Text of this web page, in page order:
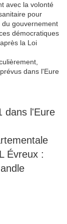
avec la volonté
pour
gouvernement
démocratiques
la Loi
dans l'Eure
dans l'Eure
Évreux :